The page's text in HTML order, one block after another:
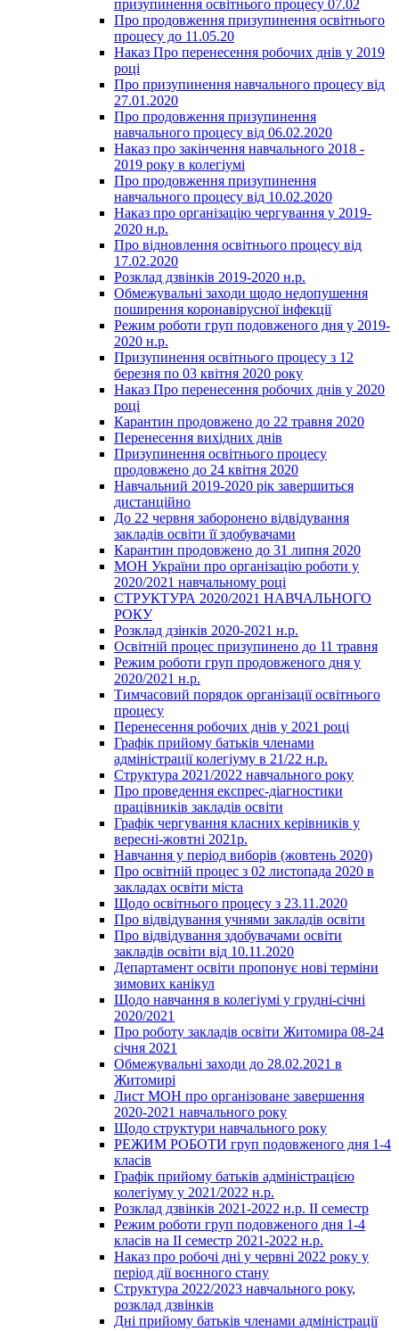
призупинення освітнього процесу 07.02
Про продовження призупинення освітнього
процесу до 11.05.20
Наказ Про перенесення робочих днів у 2019
році
Про призупинення навчального процесу від
27.01.2020
Про продовження призупинення
навчального процесу від 06.02.2020
Наказ про закінчення навчального 2018 -
2019 року в колегіумі
Про продовження призупинення
навчального процесу від 10.02.2020
Наказ про організацію чергування у 2019-
2020 н.р.
Про відновлення освітнього процесу від
17.02.2020
Розклад дзвінків 2019-2020 н.р.
Обмежувальні заходи щодо недопушення
поширення коронавірусної інфекції
Режим роботи груп подовженого дня у 2019-
2020 н.р.
Призупинення освітнього процесу з 12
березня по 03 квітня 2020 року
Наказ Про перенесення робочих днів у 2020
році
Карантин продовжено до 22 травня 2020
Перенесення вихідних днів
Призупинення освітнього процесу
продовжено до 24 квітня 2020
Навчальний 2019-2020 рік завершиться
дистанційно
До 22 червня заборонено відвідування
закладів освіти її здобувачами
Карантин продовжено до 31 липня 2020
МОН України про організацію роботи у
2020/2021 навчальному році
СТРУКТУРА 2020/2021 НАВЧАЛЬНОГО
РОКУ
Розклад дзінків 2020-2021 н.р.
Освітній процес призупинено до 11 травня
Режим роботи груп продовженого дня у
2020/2021 н.р.
Тимчасовий порядок організації освітнього
процесу
Перенесення робочих днів у 2021 році
Графік прийому батьків членами
адміністрації колегіуму в 21/22 н.р.
Структура 2021/2022 навчального року
Про проведення експрес-діагностики
працівників закладів освіти
Графік чергування класних керівників у
вересні-жовтні 2021р.
Навчання у період виборів (жовтень 2020)
Про освітній процес з 02 листопада 2020 в
закладах освіти міста
Щодо освітнього процесу з 23.11.2020
Про відвідування учнями закладів освіти
Про відвідування здобувачами освіти
закладів освіти від 10.11.2020
Департамент освіти пропонує нові терміни
зимових канікул
Щодо навчання в колегіумі у грудні-січні
2020/2021
Про роботу закладів освіти Житомира 08-24
січня 2021
Обмежувальні заходи до 28.02.2021 в
Житомирі
Лист МОН про організоване завершення
2020-2021 навчального року
Щодо структури навчального року
РЕЖИМ РОБОТИ груп подовженого дня 1-4
класів
Графік прийому батьків адміністрацією
колегіуму у 2021/2022 н.р.
Розклад дзвінків 2021-2022 н.р. ІІ семестр
Режим роботи груп подовженого дня 1-4
класів на ІІ семестр 2021-2022 н.р.
Наказ про робочі дні у червні 2022 року у
період дії воєнного стану
Структура 2022/2023 навчального року,
розклад дзвінків
Дні прийому батьків членами адміністрації